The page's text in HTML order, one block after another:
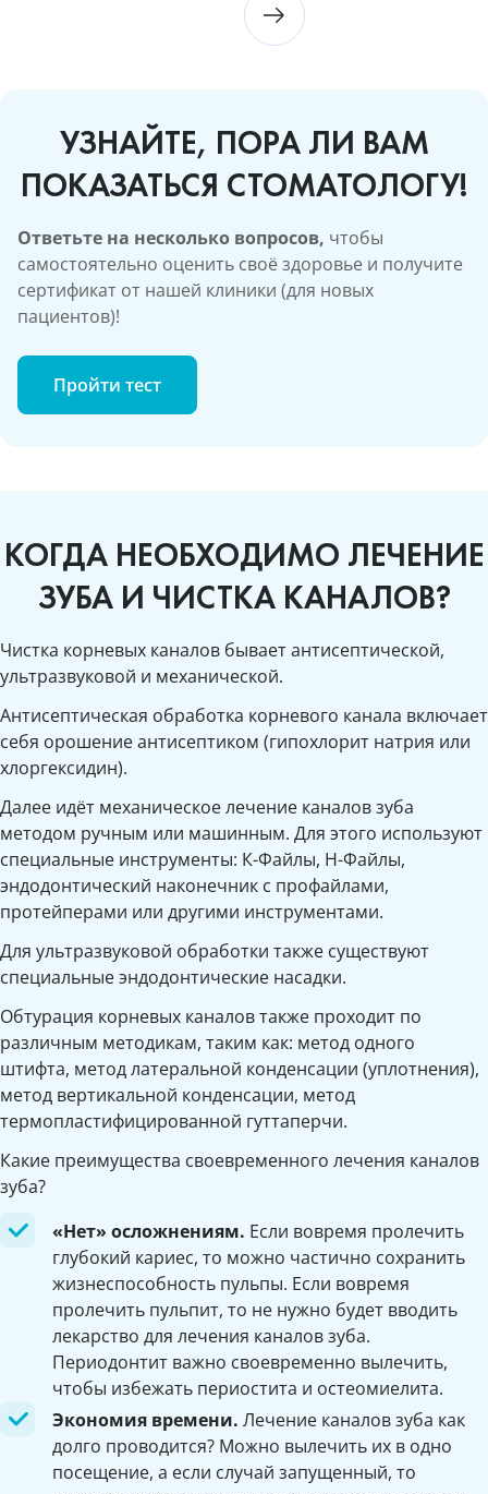
УЗНАЙТЕ, ПОРА ЛИ ВАМ
ПОКАЗАТЬСЯ СТОМАТОЛОГУ!
Ответьте на несколько вопросов, чтобы
самостоятельно оценить своё здоровье и получите
сертификат от нашей клиники (для новых
пациентов)!
Пройти тест
КОГДА НЕОБХОДИМО ЛЕЧЕНИЕ
ЗУБА И ЧИСТКА КАНАЛОВ?
Чистка корневых каналов бывает антисептической,
ультразвуковой и механической.
Антисептическая обработка корневого канала включает
себя орошение антисептиком (гипохлорит натрия или
хлоргексидин).
Далее идёт механическое лечение каналов зуба
методом ручным или машинным. Для этого используют
специальные инструменты: К-Файлы, Н-Файлы,
эндодонтический наконечник с профайлами,
протейперами или другими инструментами.
Для ультразвуковой обработки также существуют
специальные эндодонтические насадки.
Обтурация корневых каналов также проходит по
различным методикам, таким как: метод одного
штифта, метод латеральной конденсации (уплотнения),
метод вертикальной конденсации, метод
термопластифицированной гуттаперчи.
Какие преимущества своевременного лечения каналов
зуба?
«Нет» осложнениям. Если вовремя пролечить
глубокий кариес, то можно частично сохранить
жизнеспособность пульпы. Если вовремя
пролечить пульпит, то не нужно будет вводить
лекарство для лечения каналов зуба.
Периодонтит важно своевременно вылечить,
чтобы избежать периостита и остеомиелита.
Экономия времени. Лечение каналов зуба как
долго проводится? Можно вылечить их в одно
посещение, а если случай запущенный, то